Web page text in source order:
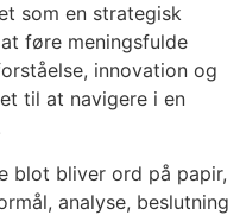
som en strategisk
føre meningsfulde
innovation og
til at navigere i en
blot bliver ord på papir,
analyse, beslutning